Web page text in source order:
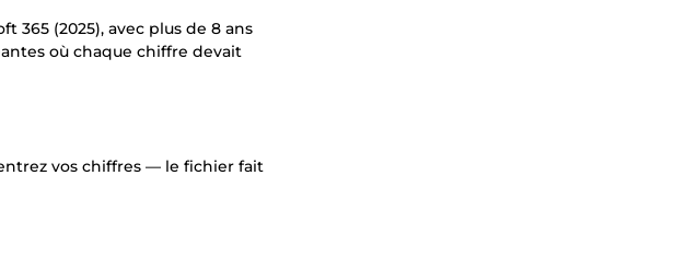
365 (2025), avec plus de 8 ans
où chaque chiffre devait
vos chiffres — le fichier fait